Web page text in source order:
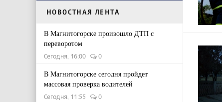
НОВОСТНАЯ ЛЕНТА
В Магнитогорске произошло ДТП с
переворотом
Сегодня, 16:00 0
В Магнитогорске сегодня пройдет
массовая проверка водителей
Сегодня, 11:55 0